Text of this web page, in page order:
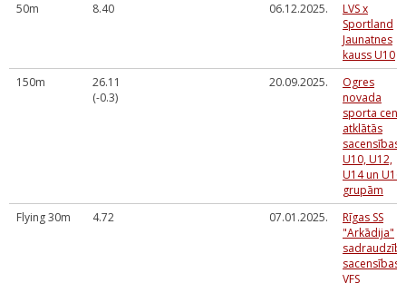
50m
8.40 06.12.2025.
LVS x
Sportland
Jaunatnes
kauss U10
150m
26.11
(-0.3)
20.09.2025.
Ogres
novada
sporta
atklātās
sacensības
U10, U12,
U14 un U16
grupām
Flying 30m
4.72 07.01.2025.
Rīgas SS
"Arkādija"
sacensības
VFS